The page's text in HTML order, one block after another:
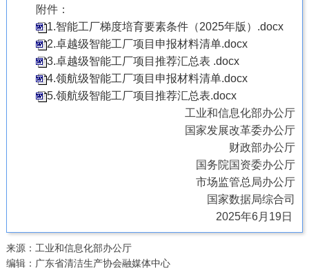
附件：
1.智能工厂梯度培育要素条件（2025年版）.docx
2.卓越级智能工厂项目申报材料清单.docx
3.卓越级智能工厂项目推荐汇总表 .docx
4.领航级智能工厂项目申报材料清单.docx
5.领航级智能工厂项目推荐汇总表.docx
工业和信息化部办公厅
国家发展改革委办公厅
财政部办公厅
国务院国资委办公厅
市场监管总局办公厅
国家数据局综合司
2025年6月19日
来源：工业和信息化部办公厅
编辑：广东省清洁生产协会融媒体中心